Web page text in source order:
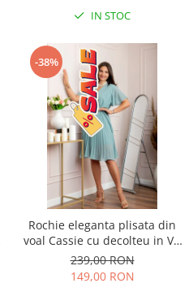
IN STOC
-38%
Rochie eleganta plisata din
voal Cassie cu decolteu in V -
Bleu
239,00 RON
149,00 RON